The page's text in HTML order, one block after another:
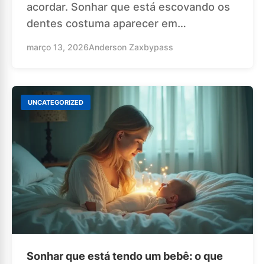
acordar. Sonhar que está escovando os
dentes costuma aparecer em…
março 13, 2026Anderson Zaxbypass
UNCATEGORIZED
Sonhar que está tendo um bebê: o que